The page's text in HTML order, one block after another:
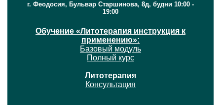
г. Феодосия, Бульвар Старшинова, 8д, будни 10:00 -
19:00
Обучение «Литотерапия инструкция к
применению»:
Базовый модуль
Полный курс
Литотерапия
Консультация